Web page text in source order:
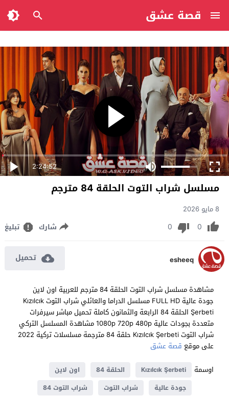
قصة عشق
2:24:52
مسلسل شراب التوت الحلقة 84 مترجم
8 مايو 2026
0
0 شارك تبليغ
esheeq تحميل
مشاهدة مسلسل شراب التوت الحلقة 84 مترجم للعربية اون لاين
جودة عالية FULL HD مسلسل الدراما والعائلي شراب التوت Kızılcık
Şerbeti الحلقة 84 الرابعة والثمانون كاملة تحميل مباشر سيرفرات
متعددة بجودات عالية 1080p 720p 480p مشاهدة المسلسل التركي
شراب التوت Kızılcık Şerbeti حلقة 84 مترجمة مسلسلات تركية 2022
على موقع قصة عشق
اوسمة
Kızılcık Şerbeti الحلقة 84
اون لاين
جودة عالية
شراب التوت
شراب التوت 84